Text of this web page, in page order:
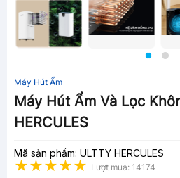
Máy Hút Ẩm
Máy Hút Ẩm Và Lọc
HERCULES
Mã sản phẩm: ULTTY HERCULES
Lượt mua: 14174